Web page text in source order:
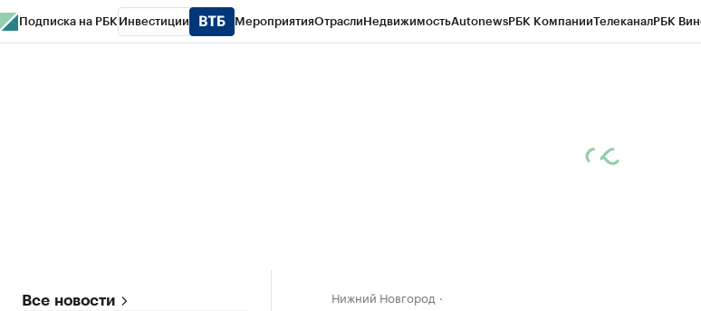
Подписка на РБК Инвестиции МероприятияОтраслиНедвижимостьAutonewsРБК КомпанииТелеканалРБК
Все новости Нижний Новгород